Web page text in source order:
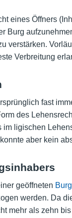
eines Öffners
Burg
verstärken.
Verbreitung
fast
des
ligischen
aber kein
geöffneten Burg
werden. Da
mehr als zehn